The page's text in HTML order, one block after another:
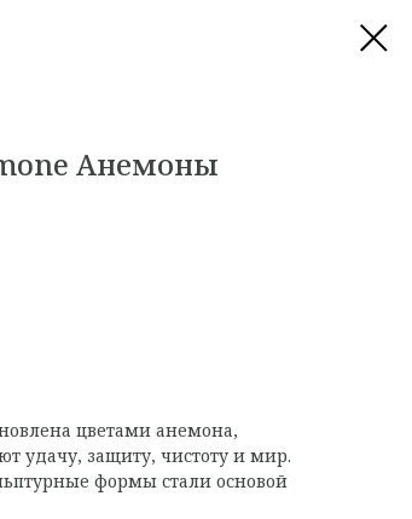
Анемоны
цветами анемона,
удачу, защиту, чистоту и мир.
формы стали основой